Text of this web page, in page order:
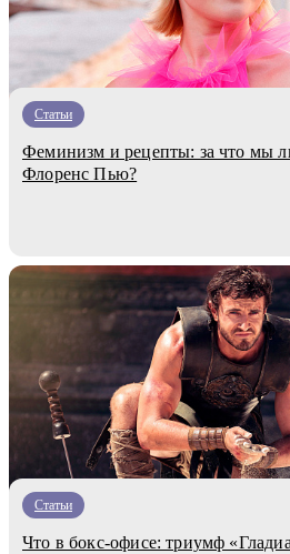
Статьи
Феминизм и рецепты: за что мы
Флоренс Пью?
Статьи
Что в бокс-офисе: триумф